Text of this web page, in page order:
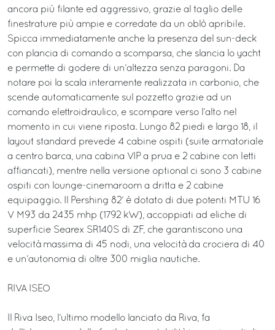
ancora più filante ed aggressivo, grazie al taglio delle
finestrature più ampie e corredate da un oblò apribile.
Spicca immediatamente anche la presenza del sun-deck
con plancia di comando a scomparsa, che slancia lo yacht
e permette di godere di un’altezza senza paragoni. Da
notare poi la scala interamente realizzata in carbonio, che
scende automaticamente sul pozzetto grazie ad un
comando elettroidraulico, e scompare verso l’alto nel
momento in cui viene riposta. Lungo 82 piedi e largo 18, il
layout standard prevede 4 cabine ospiti (suite armatoriale
a centro barca, una cabina VIP a prua e 2 cabine con letti
affiancati), mentre nella versione optional ci sono 3 cabine
ospiti con lounge-cinemaroom a dritta e 2 cabine
equipaggio. Il Pershing 82’ è dotato di due potenti MTU 16
V M93 da 2435 mhp (1792 kW), accoppiati ad eliche di
superficie Searex SR140S di ZF, che garantiscono una
velocità massima di 45 nodi, una velocità da crociera di 40
e un’autonomia di oltre 300 miglia nautiche.
RIVA ISEO
Il Riva Iseo, l’ultimo modello lanciato da Riva, fa